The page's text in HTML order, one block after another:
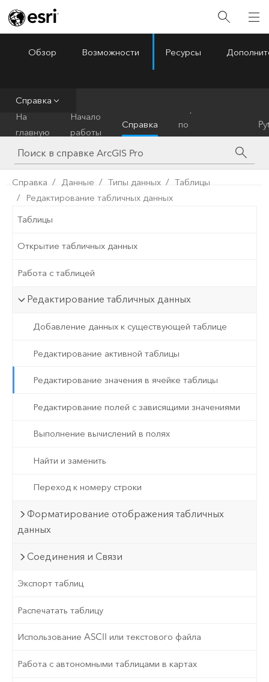
ArcGIS Pro
Обзор Возможности Ресурсы
Справка
На
главную
Начало
работы
Справка
по
инструментам
Справка Данные Типы данных
Таблицы
Редактирование табличных данных
Таблицы
Открытие табличных данных
Работа с таблицей
Редактирование табличных данных
Добавление данных к существующей таблице
Редактирование активной таблицы
Редактирование значения в ячейке таблицы
Редактирование полей с зависящими значениями
Выполнение вычислений в полях
Найти и заменить
Переход к номеру строки
Форматирование отображения табличных
данных
Соединения и Связи
Экспорт таблиц
Распечатать таблицу
Использование ASCII или текстового файла
Работа с автономными таблицами в картах